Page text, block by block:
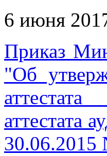
6 июня
Приказ
"Об
аттестата